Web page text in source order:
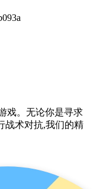
戏。无论你是寻求
战术对抗,我们的精